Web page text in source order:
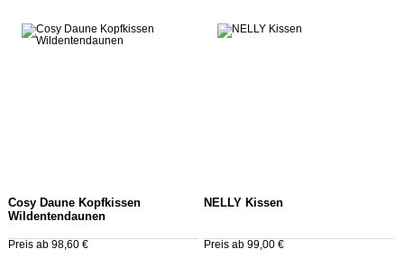
Cosy Daune Kopfkissen
Wildentendaunen
Preis ab 98,60 €
NELLY Kissen
Preis ab 99,00 €